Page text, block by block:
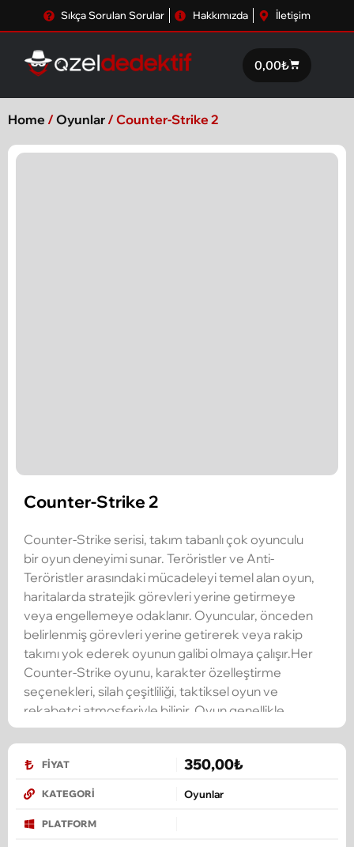
Sıkça Sorulan Sorular Hakkımızda İletişim
0,00₺
Home /Oyunlar / Counter-Strike 2
Counter-Strike 2
Counter-Strike serisi, takım tabanlı çok oyunculu
bir oyun deneyimi sunar. Teröristler ve Anti-
Teröristler arasındaki mücadeleyi temel alan oyun,
haritalarda stratejik görevleri yerine getirmeye
veya engellemeye odaklanır. Oyuncular, önceden
belirlenmiş görevleri yerine getirerek veya rakip
takımı yok ederek oyunun galibi olmaya çalışır.Her
Counter-Strike oyunu, karakter özelleştirme
seçenekleri, silah çeşitliliği, taktiksel oyun ve
rekabetçi atmosferiyle bilinir. Oyun genellikle
turnuvalar, ligler ve profesyonel oyun sahneleri için
popüler bir platform olmuştur.
FIYAT 350,00₺
KATEGORI Oyunlar
PLATFORM